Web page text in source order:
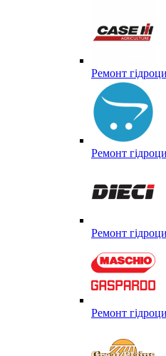
Ремонт
Ремонт
Ремонт
Ремонт